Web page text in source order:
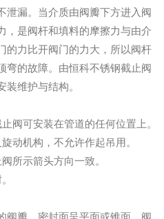
泄漏。当介质由阀瓣下方进入阀
，是阀杆和填料的摩擦力与由介
的力比开阀门的力大，所以阀杆
弯的故障。由恒科不锈钢截止阀
维护与结构。
阀可安装在管道的任何位置上。
动机构，不允许作起吊用。
所示箭头方向一致。
阀瓣，密封面呈平面或锥面，阀